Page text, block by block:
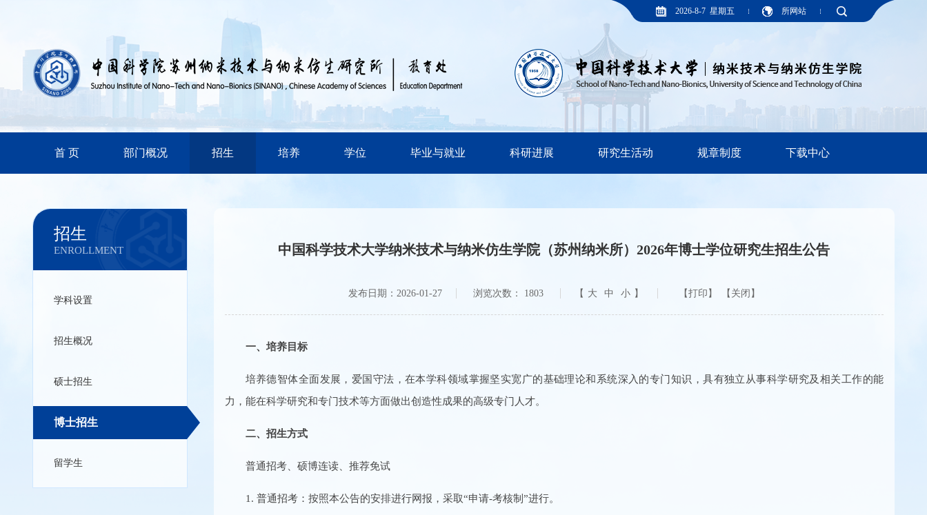
2026-8-7 星期五 所网站
首 页 部门概况 招生 培养 学位 毕业与就业 科研进展 研究生活动 规章制度 下载中心
招生
ENROLLMENT
学科设置
招生概况
硕士招生
博士招生
留学生
中国科学技术大学纳米技术与纳米仿生学院（苏州纳米所）2026年博士学位研究生招生公告
发布日期：2026-01-27 浏览次数： 1803 【 大 中 小 】 【关闭】
一、培养目标
培养德智体全面发展，爱国守法，在本学科领域掌握坚实宽广的基础理论和系统深入的专门知识，具有独立从事科学研究及相关工作的能
力，能在科学研究和专门技术等方面做出创造性成果的高级专门人才。
二、招生方式
普通招考、硕博连读、推荐免试
1. 普通招考：按照本公告的安排进行网报，采取“申请-考核制”进行。